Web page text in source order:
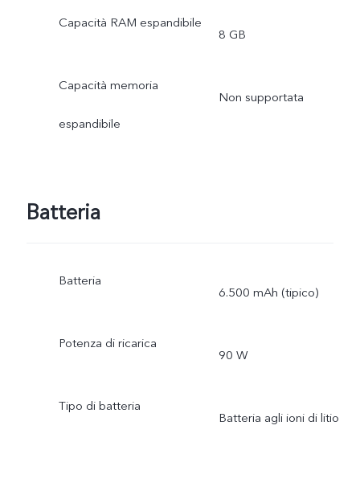
Capacità RAM espandibile
8 GB
Capacità memoria
espandibile
Non supportata
Batteria
Batteria
6.500 mAh (tipico)
Potenza di ricarica
90 W
Tipo di batteria
Batteria agli ioni di litio